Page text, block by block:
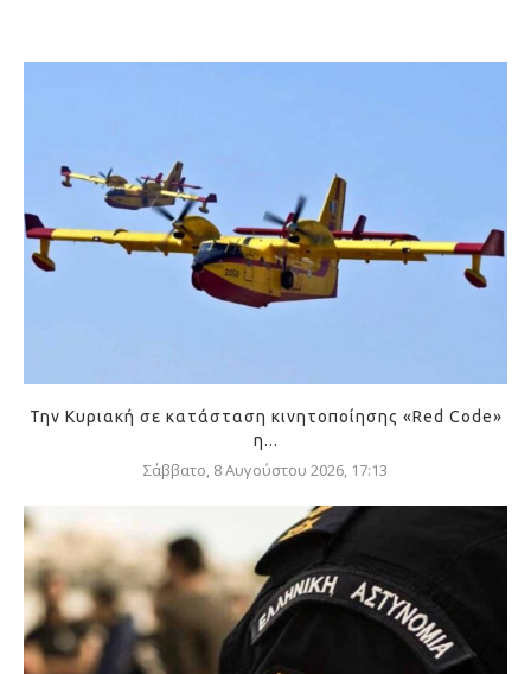
Την Κυριακή σε κατάσταση κινητοποίησης «Red Code»
η...
Σάββατο, 8 Αυγούστου 2026, 17:13